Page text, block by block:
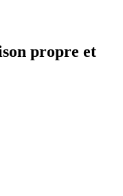
propre et